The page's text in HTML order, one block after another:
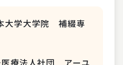
大学大学院 補綴専
療法人社団 アーユ